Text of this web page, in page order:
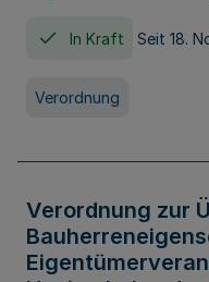
In Kraft Seit 18.
Verordnung
Verordnung zur